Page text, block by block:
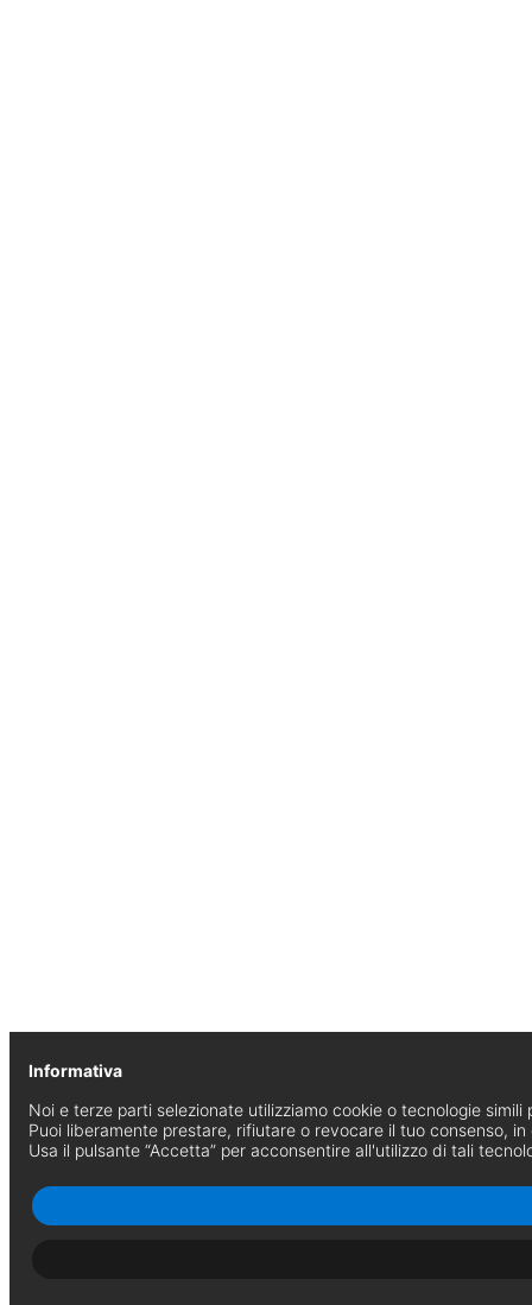
Informativa
Noi e terze parti selezionate utilizziamo cookie o tecnologie
Puoi liberamente prestare, rifiutare o revocare il tuo consenso, in
Usa il pulsante “Accetta” per acconsentire all'utilizzo di tali